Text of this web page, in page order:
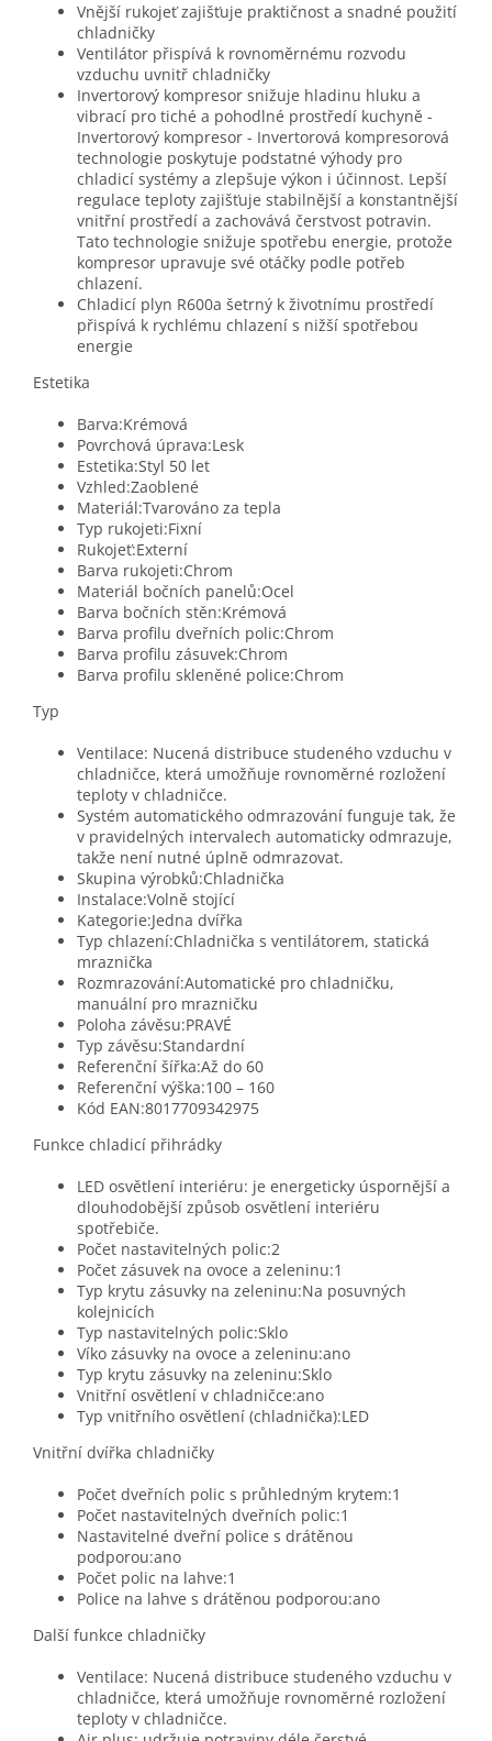
Vnější rukojeť zajišťuje praktičnost a snadné použití
chladničky
Ventilátor přispívá k rovnoměrnému rozvodu
vzduchu uvnitř chladničky
Invertorový kompresor snižuje hladinu hluku a
vibrací pro tiché a pohodlné prostředí kuchyně -
Invertorový kompresor - Invertorová kompresorová
technologie poskytuje podstatné výhody pro
chladicí systémy a zlepšuje výkon i účinnost. Lepší
regulace teploty zajišťuje stabilnější a konstantnější
vnitřní prostředí a zachovává čerstvost potravin.
Tato technologie snižuje spotřebu energie, protože
kompresor upravuje své otáčky podle potřeb
chlazení.
Chladicí plyn R600a šetrný k životnímu prostředí
přispívá k rychlému chlazení s nižší spotřebou
energie
Estetika
Barva:Krémová
Povrchová úprava:Lesk
Estetika:Styl 50 let
Vzhled:Zaoblené
Materiál:Tvarováno za tepla
Typ rukojeti:Fixní
Rukojeť:Externí
Barva rukojeti:Chrom
Materiál bočních panelů:Ocel
Barva bočních stěn:Krémová
Barva profilu dveřních polic:Chrom
Barva profilu zásuvek:Chrom
Barva profilu skleněné police:Chrom
Typ
Ventilace: Nucená distribuce studeného vzduchu v
chladničce, která umožňuje rovnoměrné rozložení
teploty v chladničce.
Systém automatického odmrazování funguje tak, že
v pravidelných intervalech automaticky odmrazuje,
takže není nutné úplně odmrazovat.
Skupina výrobků:Chladnička
Instalace:Volně stojící
Kategorie:Jedna dvířka
Typ chlazení:Chladnička s ventilátorem, statická
mraznička
Rozmrazování:Automatické pro chladničku,
manuální pro mrazničku
Poloha závěsu:PRAVÉ
Typ závěsu:Standardní
Referenční šířka:Až do 60
Referenční výška:100 – 160
Kód EAN:8017709342975
Funkce chladicí přihrádky
LED osvětlení interiéru: je energeticky úspornější a
dlouhodobější způsob osvětlení interiéru
spotřebiče.
Počet nastavitelných polic:2
Počet zásuvek na ovoce a zeleninu:1
Typ krytu zásuvky na zeleninu:Na posuvných
kolejnicích
Typ nastavitelných polic:Sklo
Víko zásuvky na ovoce a zeleninu:ano
Typ krytu zásuvky na zeleninu:Sklo
Vnitřní osvětlení v chladničce:ano
Typ vnitřního osvětlení (chladnička):LED
Vnitřní dvířka chladničky
Počet dveřních polic s průhledným krytem:1
Počet nastavitelných dveřních polic:1
Nastavitelné dveřní police s drátěnou
podporou:ano
Počet polic na lahve:1
Police na lahve s drátěnou podporou:ano
Další funkce chladničky
Ventilace: Nucená distribuce studeného vzduchu v
chladničce, která umožňuje rovnoměrné rozložení
teploty v chladničce.